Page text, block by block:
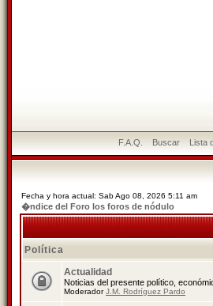
F.A.Q. Buscar Lista
Fecha y hora actual: Sab Ago 08, 2026 5:11 am
�ndice del Foro los foros de nódulo
Política
Actualidad
Noticias del presente político,
ModeradorJ.M. Rodríguez Pardo